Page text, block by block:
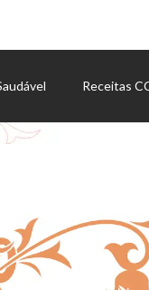
Receitas